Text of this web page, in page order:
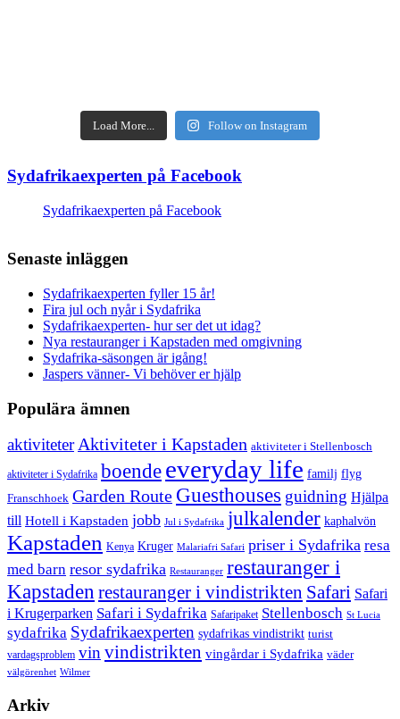
Load More... Follow on Instagram
Sydafrikaexperten på Facebook
Sydafrikaexperten på Facebook
Senaste inläggen
Sydafrikaexperten fyller 15 år!
Fira jul och nyår i Sydafrika
Sydafrikaexperten- hur ser det ut idag?
Nya restauranger i Kapstaden med omgivning
Sydafrika-säsongen är igång!
Jaspers vänner- Vi behöver er hjälp
Populära ämnen
aktiviteterAktiviteter i Kapstaden aktiviteter i Stellenbosch
aktiviteter i Sydafrika boende everyday life familj flyg
Franschhoek Garden Route Guesthouses guidning Hjälpa
till Hotell i Kapstaden jobb Jul i Sydafrika julkalender kaphalvön
Kapstaden Kenya Kruger Malariafri Safari priser i Sydafrika resa
med barn resor sydafrika Restauranger restauranger i
Kapstaden restauranger i vindistrikten Safari Safari
i Krugerparken Safari i Sydafrika Safaripaket Stellenbosch St Lucia
sydafrika Sydafrikaexperten sydafrikas vindistrikt turist
vardagsproblem vinvindistrikten vingårdar i Sydafrika väder
välgörenhet Wilmer
Arkiv